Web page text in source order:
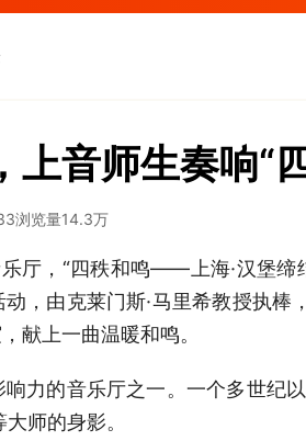
音师生奏响“
浏览量14.3万
厅，“四秩和鸣——上海·汉堡缔
，由克莱门斯·马里希教授执棒
献上一曲温暖和鸣。
力的音乐厅之一。一个多世纪
师的身影。